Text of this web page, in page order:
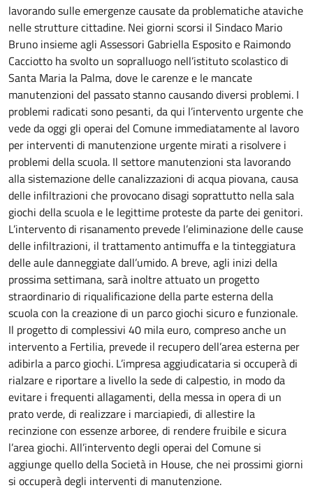
lavorando sulle emergenze causate da problematiche ataviche
nelle strutture cittadine. Nei giorni scorsi il Sindaco Mario
Bruno insieme agli Assessori Gabriella Esposito e Raimondo
Cacciotto ha svolto un sopralluogo nell’istituto scolastico di
Santa Maria la Palma, dove le carenze e le mancate
manutenzioni del passato stanno causando diversi problemi. I
problemi radicati sono pesanti, da qui l’intervento urgente che
vede da oggi gli operai del Comune immediatamente al lavoro
per interventi di manutenzione urgente mirati a risolvere i
problemi della scuola. Il settore manutenzioni sta lavorando
alla sistemazione delle canalizzazioni di acqua piovana, causa
delle infiltrazioni che provocano disagi soprattutto nella sala
giochi della scuola e le legittime proteste da parte dei genitori.
L’intervento di risanamento prevede l’eliminazione delle cause
delle infiltrazioni, il trattamento antimuffa e la tinteggiatura
delle aule danneggiate dall’umido. A breve, agli inizi della
prossima settimana, sarà inoltre attuato un progetto
straordinario di riqualificazione della parte esterna della
scuola con la creazione di un parco giochi sicuro e funzionale.
Il progetto di complessivi 40 mila euro, compreso anche un
intervento a Fertilia, prevede il recupero dell’area esterna per
adibirla a parco giochi. L’impresa aggiudicataria si occuperà di
rialzare e riportare a livello la sede di calpestio, in modo da
evitare i frequenti allagamenti, della messa in opera di un
prato verde, di realizzare i marciapiedi, di allestire la
recinzione con essenze arboree, di rendere fruibile e sicura
l’area giochi. All’intervento degli operai del Comune si
aggiunge quello della Società in House, che nei prossimi giorni
si occuperà degli interventi di manutenzione.